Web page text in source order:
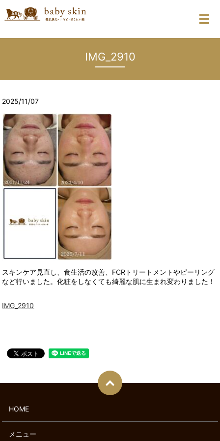
メ
IMG_2910
2025/11/07
スキンケア見直し、食生活の改善、FCRトリートメントやピーリング
など行いました。化粧をしなくても綺麗な肌に生まれ変わりました！
IMG_2910
HOME
メニュー